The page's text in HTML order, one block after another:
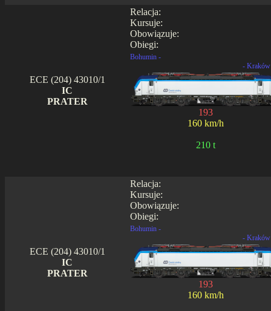
Relacja:
Kursuje:
Obowiązuje:
Obiegi:
ECE (204) 43010/1
IC
PRATER
Bohumin -
- Kraków
193
160 km/h
210 t
Relacja:
Kursuje:
Obowiązuje:
Obiegi:
ECE (204) 43010/1
IC
PRATER
Bohumin -
- Kraków
193
160 km/h